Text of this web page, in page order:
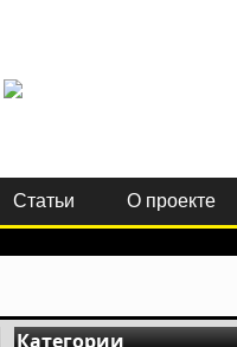
Статьи О проекте
Категории